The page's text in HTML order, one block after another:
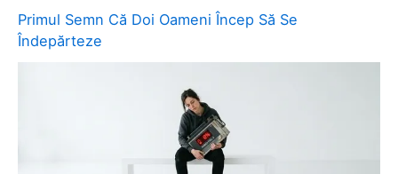
Primul Semn Că Doi Oameni Încep Să Se
Îndepărteze